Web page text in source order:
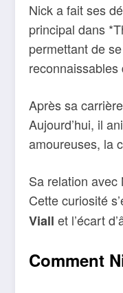
Nick a fait ses
principal dans
permettant de
Après sa
Aujourd’hui, il
amoureuses, la
Sa relation avec
Cette curiosité
Viall et l’écart
Comment